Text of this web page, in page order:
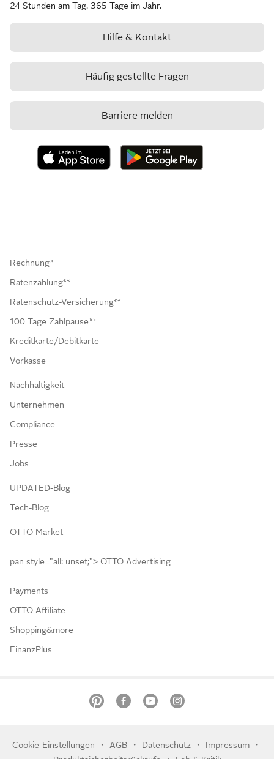
24 Stunden am Tag. 365 Tage im Jahr.
Hilfe & Kontakt
Häufig gestellte Fragen
Barriere melden
Rechnung*
Ratenzahlung**
Ratenschutz-Versicherung**
100 Tage Zahlpause**
Kreditkarte/Debitkarte
Vorkasse
Nachhaltigkeit
Unternehmen
Compliance
Presse
Jobs
UPDATED-Blog
Tech-Blog
OTTO Market
pan style="all: unset;"> OTTO Advertising
Payments
OTTO Affiliate
Shopping&more
FinanzPlus
Cookie-Einstellungen ・ AGB ・ Datenschutz ・ Impressum ・